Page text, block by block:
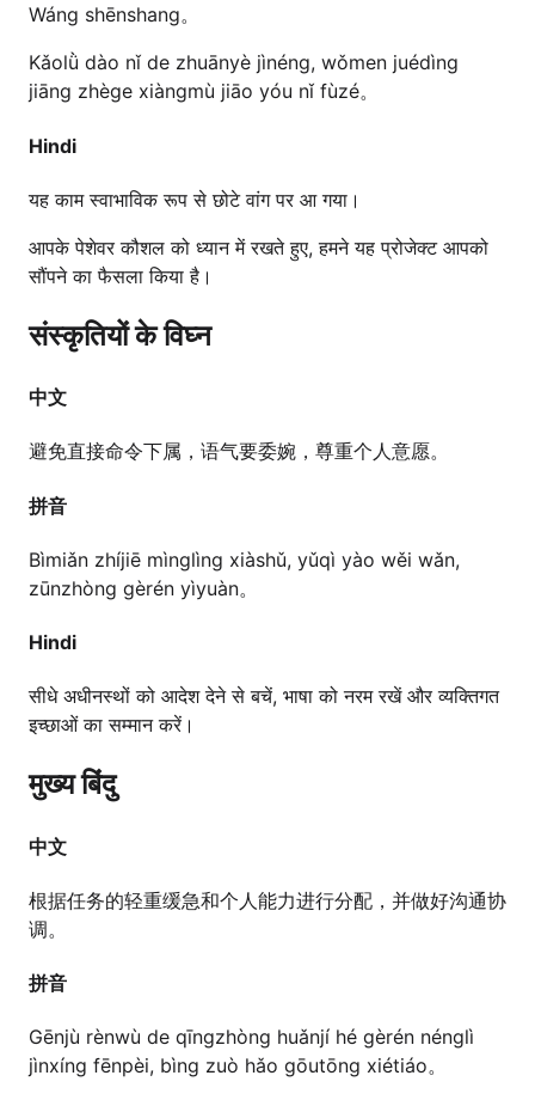
Wáng shēnshang。
Kǎolǜ dào nǐ de zhuānyè jìnéng, wǒmen juédìng
jiāng zhège xiàngmù jiāo yóu nǐ fùzé。
Hindi
यह काम स्वाभाविक रूप से छोटे वांग पर आ गया।
आपके पेशेवर कौशल को ध्यान में रखते हुए, हमने यह प्रोजेक्ट आपको
सौंपने का फैसला किया है।
संस्कृतियों के विघ्न
中文
避免直接命令下属，语气要委婉，尊重个人意愿。
拼音
Bìmiǎn zhíjiē mìnglìng xiàshǔ, yǔqì yào wěi wǎn,
zūnzhòng gèrén yìyuàn。
Hindi
सीधे अधीनस्थों को आदेश देने से बचें, भाषा को नरम रखें और व्यक्तिगत
इच्छाओं का सम्मान करें।
मुख्य बिंदु
中文
根据任务的轻重缓急和个人能力进行分配，并做好沟通协
调。
拼音
Gēnjù rènwù de qīngzhòng huǎnjí hé gèrén nénglì
jìnxíng fēnpèi, bìng zuò hǎo gōutōng xiétiáo。